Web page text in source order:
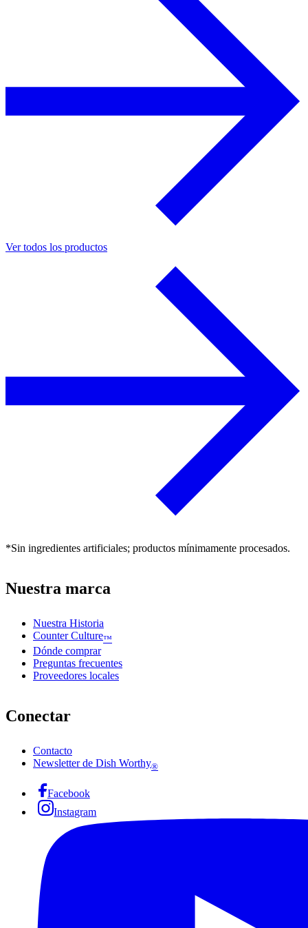
Ver todos los productos
*Sin ingredientes artificiales; productos mínimamente procesados.
Nuestra marca
Nuestra Historia
Counter Culture™
Dónde comprar
Preguntas frecuentes
Proveedores locales
Conectar
Contacto
Newsletter de Dish Worthy®
Facebook
Instagram